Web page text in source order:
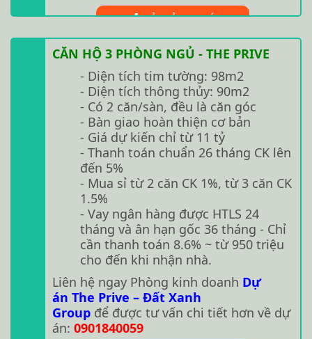
TẢI BẢNG GIÁ
CĂN HỘ 3 PHÒNG NGỦ - THE PRIVE
- Diện tích tim tường: 98m2
- Diện tích thông thủy: 90m2
- Có 2 căn/sàn, đều là căn góc
- Bàn giao hoàn thiện cơ bản
- Giá dự kiến chỉ từ 11 tỷ
- Thanh toán chuẩn 26 tháng CK lên
đến 5%
- Mua sỉ từ 2 căn CK 1%, từ 3 căn CK
1.5%
- Vay ngân hàng được HTLS 24
tháng và ân hạn gốc 36 tháng - Chỉ
cần thanh toán 8.6% ~ từ 950 triệu
cho đến khi nhận nhà.
Liên hệ ngay Phòng kinh doanh Dự
án The Prive – Đất Xanh
Group để được tư vấn chi tiết hơn về dự
án: 0901840059